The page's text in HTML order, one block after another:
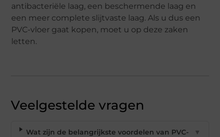
antibacteriële laag, een beschermende laag en
een meer complete slijtvaste laag. Als u dus een
PVC-vloer gaat kopen, moet u op deze zaken
letten.
Veelgestelde vragen
Wat zijn de belangrijkste voordelen van PVC-
▼